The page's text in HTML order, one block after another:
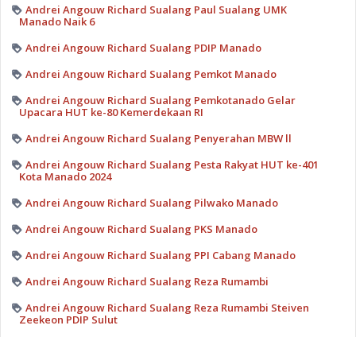
Andrei Angouw Richard Sualang Paul Sualang UMK
Manado Naik 6
Andrei Angouw Richard Sualang PDIP Manado
Andrei Angouw Richard Sualang Pemkot Manado
Andrei Angouw Richard Sualang Pemkotanado Gelar
Upacara HUT ke-80 Kemerdekaan RI
Andrei Angouw Richard Sualang Penyerahan MBW ll
Andrei Angouw Richard Sualang Pesta Rakyat HUT ke-401
Kota Manado 2024
Andrei Angouw Richard Sualang Pilwako Manado
Andrei Angouw Richard Sualang PKS Manado
Andrei Angouw Richard Sualang PPI Cabang Manado
Andrei Angouw Richard Sualang Reza Rumambi
Andrei Angouw Richard Sualang Reza Rumambi Steiven
Zeekeon PDIP Sulut